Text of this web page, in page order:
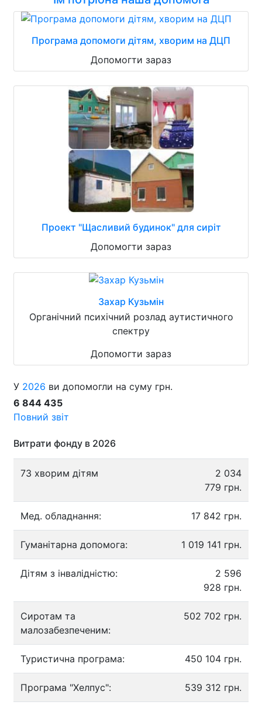
Програма допомоги дітям, хворим на ДЦП
Допомогти зараз
Проект "Щасливий будинок" для сиріт
Допомогти зараз
Захар Кузьмін
Органічний психічний розлад аутистичного
спектру
Допомогти зараз
У 2026 ви допомогли на суму грн.
6 844 435
Повний звіт
Витрати фонду в 2026
73 хворим дітям
2 034
779 грн.
Мед. обладнання: 17 842 грн.
Гуманітарна допомога: 1 019 141 грн.
Дітям з інвалідністю:
2 596
928 грн.
Сиротам та
малозабезпеченим:
502 702 грн.
Туристична програма: 450 104 грн.
Програма "Хелпус": 539 312 грн.